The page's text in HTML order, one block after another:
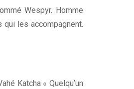
Wespyr. Homme
les accompagnent.
Katcha « Quelqu’un